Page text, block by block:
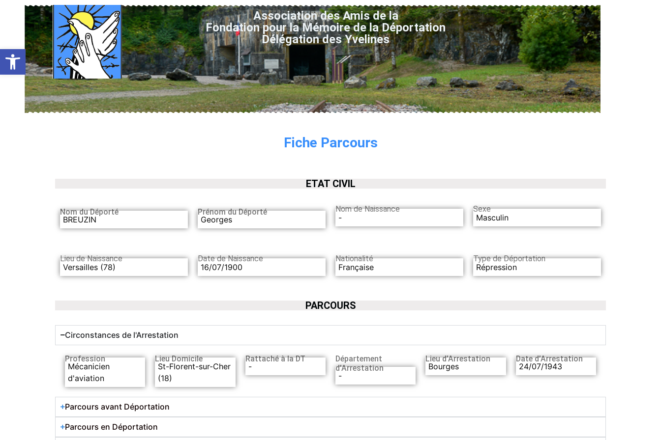
Ouvrir la barre d’outils
Association des Amis de la
Fondation pour la Mémoire de la Déportation
Délégation des Yvelines
Fiche Parcours
ETAT CIVIL
Nom du Déporté
BREUZIN
Prénom du Déporté
Georges
Nom de Naissance
-
Sexe
Masculin
Lieu de Naissance
Versailles (78)
Date de Naissance
16/07/1900
Nationalité
Française
Type de Déportation
Répression
PARCOURS
Circonstances de l'Arrestation
Profession
Mécanicien
d'aviation
Lieu Domicile
St-Florent-sur-Cher
(18)
Rattaché à la DT
-
Département
d’Arrestation
-
Lieu d’Arrestation
Bourges
Date d’Arrestation
24/07/1943
Parcours avant Déportation
Parcours en Déportation